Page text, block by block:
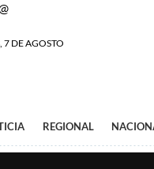
7 DE AGOSTO
REGIONAL